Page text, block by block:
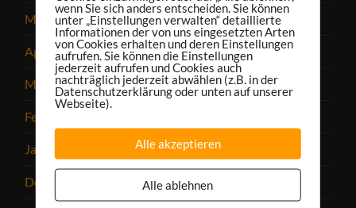
Mai 2024
April 2024
März 2024
Februar 2024
Januar 2024
Dezember 2023
wenn Sie sich anders entscheiden. Sie können
unter „Einstellungen verwalten“ detaillierte
Informationen der von uns eingesetzten Arten
von Cookies erhalten und deren Einstellungen
aufrufen. Sie können die Einstellungen
jederzeit aufrufen und Cookies auch
nachträglich jederzeit abwählen (z.B. in der
Datenschutzerklärung oder unten auf unserer
Webseite).
Alle akzeptieren
Alle ablehnen